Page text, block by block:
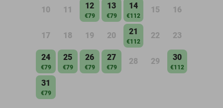
10 11 12
€79
13
€79
14
€112
15 16
17 18 19 20 21
€112
22 23
24
€79
25
€79
26
€79
27
€79
28 29 30
€112
31
€79